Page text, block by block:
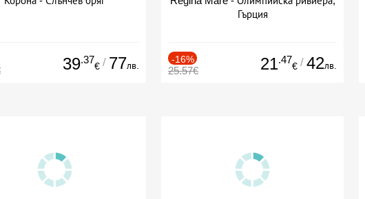
39.37
€ / 77лв.
Гърция
-16%
25.57€ 21.47
€ / 42лв.